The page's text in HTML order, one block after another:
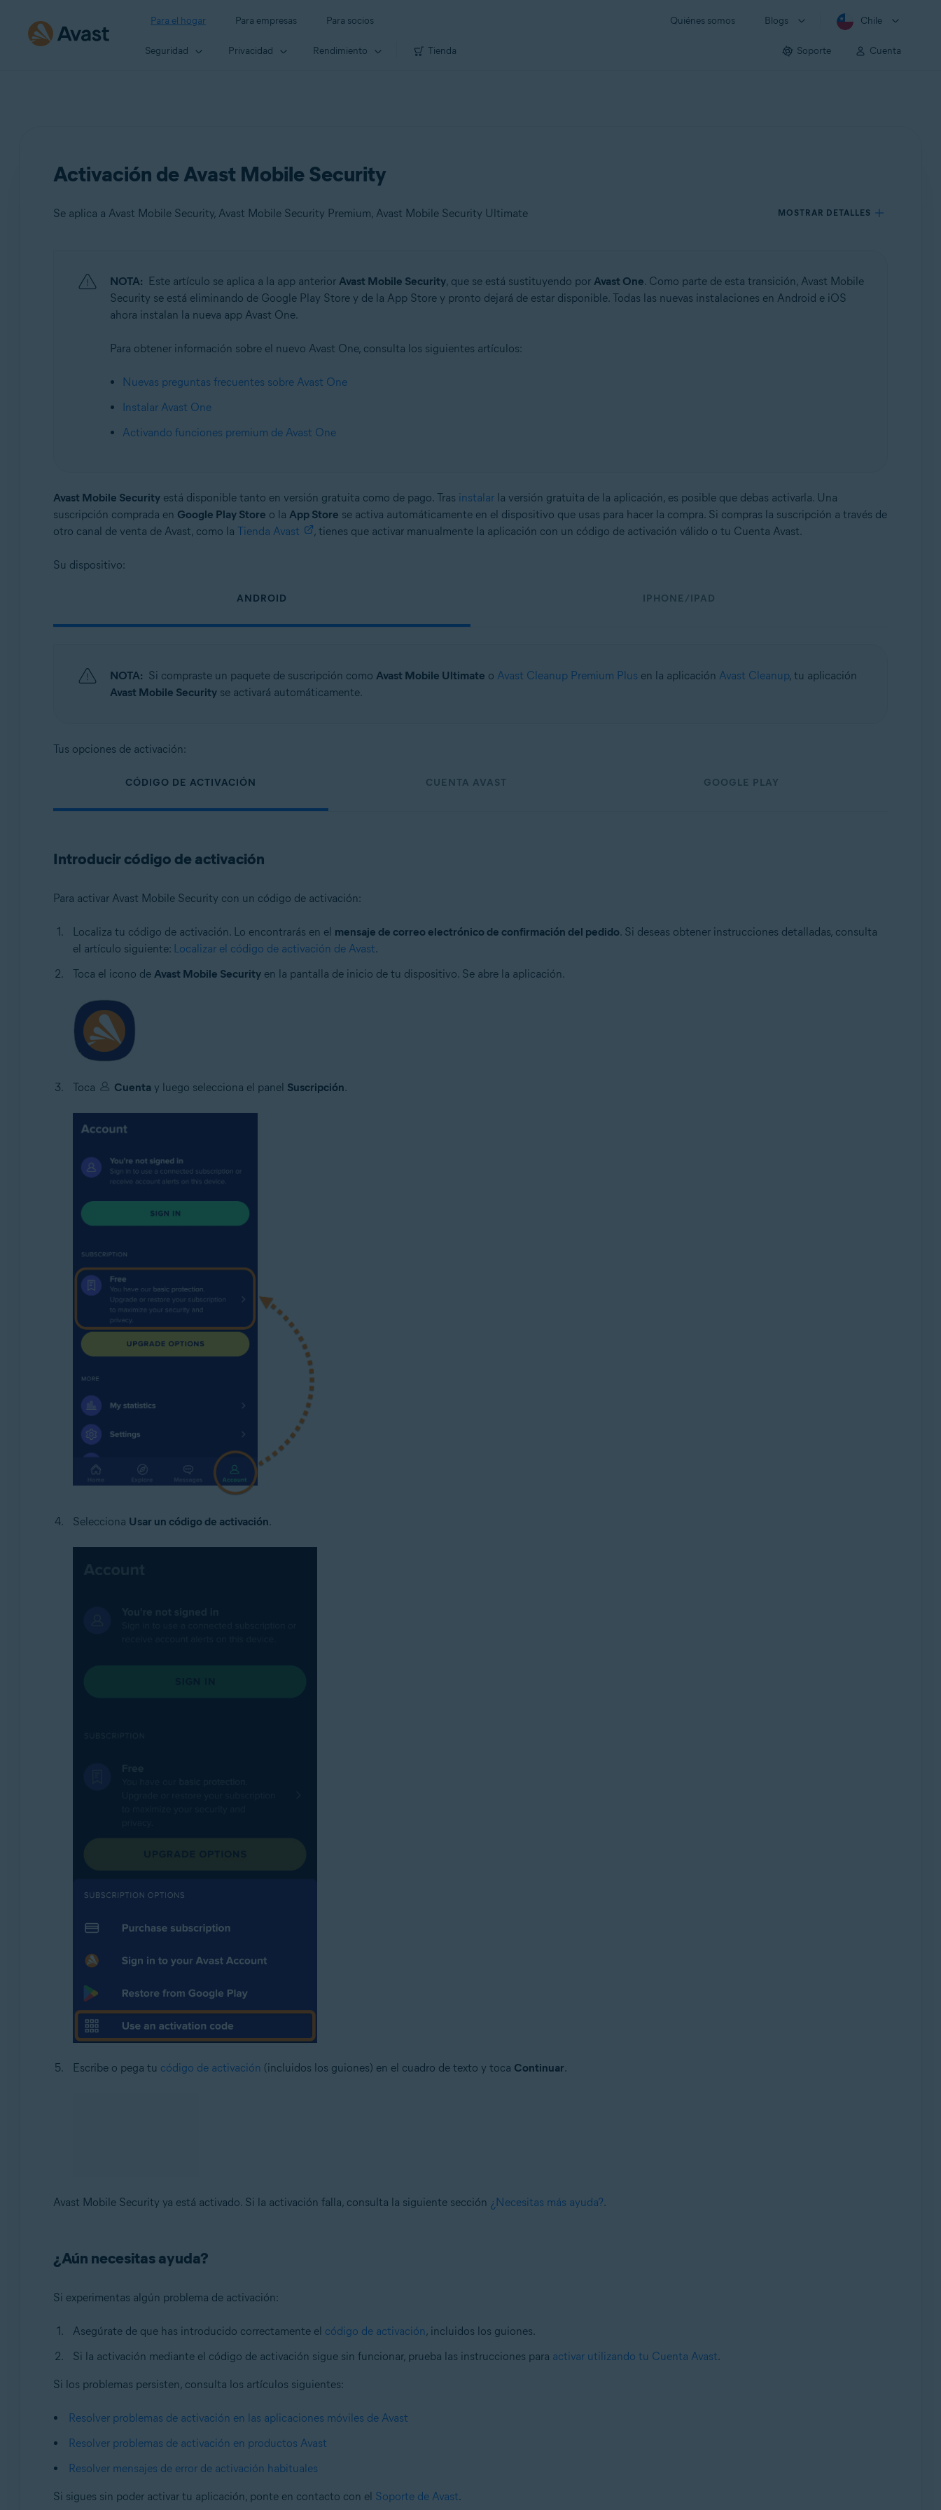
Para el hogar Para empresas Para socios Quiénes somos Blogs Chile
Seguridad Privacidad Rendimiento Tienda Soporte Cuenta
Activación de Avast Mobile Security
Se aplica a Avast Mobile Security, Avast Mobile Security Premium, Avast Mobile Security Ultimate MOSTRAR DETALLES
Avast Mobile Security
Avast Mobile Security Premium
Android y iOS
NOTA: Este artículo se aplica a la app anterior Avast Mobile Security, que se está sustituyendo por Avast One. Como parte de esta transición, Avast Mobile
Security se está eliminando de Google Play Store y de la App Store y pronto dejará de estar disponible. Todas las nuevas instalaciones en Android e iOS
ahora instalan la nueva app Avast One.
Para obtener información sobre el nuevo Avast One, consulta los siguientes artículos:
Nuevas preguntas frecuentes sobre Avast One
Instalar Avast One
Activando funciones premium de Avast One
Avast Mobile Securityestá disponible tanto en versión gratuita como de pago. Tras instalarla versión gratuita de la aplicación, es posible que debas activarla. Una
suscripción comprada en Google Play Store o la App Store se activa automáticamente en el dispositivo que usas para hacer la compra. Si compras la suscripción a través de
otro canal de venta de Avast, como la Tienda Avast , tienes que activar manualmente la aplicación con un código de activación válido o tu Cuenta Avast.
Su dispositivo:
ANDROID IPHONE/IPAD
NOTA: Si compraste un paquete de suscripción como Avast Mobile Ultimate o Avast Cleanup Premium Plus en la aplicación Avast Cleanup, tu aplicación
Avast Mobile Securityse activará automáticamente.
Tus opciones de activación:
CÓDIGO DE ACTIVACIÓN CUENTA AVAST GOOGLE PLAY
Introducir código de activación
Para activar Avast Mobile Security con un código de activación:
Localiza tu código de activación. Lo encontrarás en el mensaje de correo electrónico de confirmación del pedido. Si deseas obtener instrucciones detalladas, consulta
el artículo siguiente: Localizar el código de activación de Avast.
Toca el icono de Avast Mobile Securityen la pantalla de inicio de tu dispositivo. Se abre la aplicación.
Toca Cuentay luego selecciona el panel Suscripción.
Selecciona Usar un código de activación.
Escribe o pega tu código de activación (incluidos los guiones) en el cuadro de texto y toca Continuar.
Avast Mobile Security ya está activado. Si la activación falla, consulta la siguiente sección ¿Necesitas más ayuda?.
¿Aún necesitas ayuda?
Si experimentas algún problema de activación:
Asegúrate de que has introducido correctamente el código de activación, incluidos los guiones.
Si la activación mediante el código de activación sigue sin funcionar, prueba las instrucciones para activar utilizando tu Cuenta Avast.
Si los problemas persisten, consulta los artículos siguientes:
Resolver problemas de activación en las aplicaciones móviles de Avast
Resolver problemas de activación en productos Avast
Resolver mensajes de error de activación habituales
Si sigues sin poder activar tu aplicación, ponte en contacto con el Soporte de Avast.